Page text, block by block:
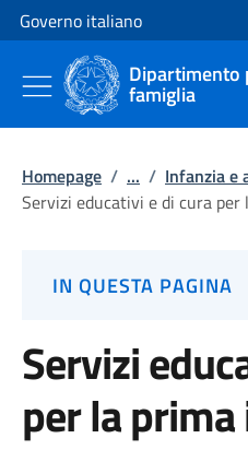
Vai al contenuto
Vai alla navigazione del sito
Governo italiano
Dipartimento
famiglia
Homepage / ... / Infanzia e
Servizi educativi e di cura
IN QUESTA PAGINA
Servizi
per la